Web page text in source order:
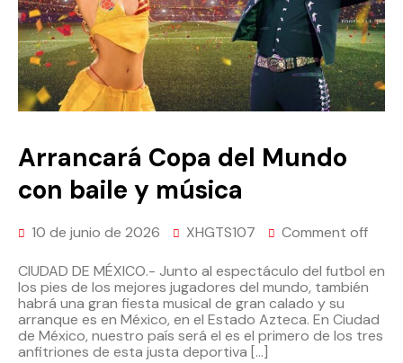
Arrancará Copa del Mundo
con baile y música
10 de junio de 2026 XHGTS107 Comment off
CIUDAD DE MÉXICO.- Junto al espectáculo del futbol en
los pies de los mejores jugadores del mundo, también
habrá una gran fiesta musical de gran calado y su
arranque es en México, en el Estado Azteca. En Ciudad
de México, nuestro país será el es el primero de los tres
anfitriones de esta justa deportiva […]